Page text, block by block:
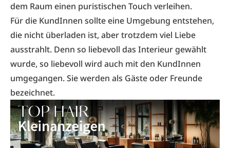
dem Raum einen puristischen Touch verleihen.
Für die KundInnen sollte eine Umgebung entstehen,
die nicht überladen ist, aber trotzdem viel Liebe
ausstrahlt. Denn so liebevoll das Interieur gewählt
wurde, so liebevoll wird auch mit den KundInnen
umgegangen. Sie werden als Gäste oder Freunde
bezeichnet.